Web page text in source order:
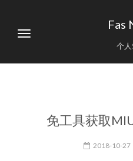
Fas
个
免工具获取
2018-10-27